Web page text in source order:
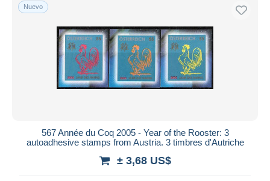
Nuevo
567 Année du Coq 2005 - Year of the Rooster: 3
autoadhesive stamps from Austria. 3 timbres d'Autriche
± 3,68 US$